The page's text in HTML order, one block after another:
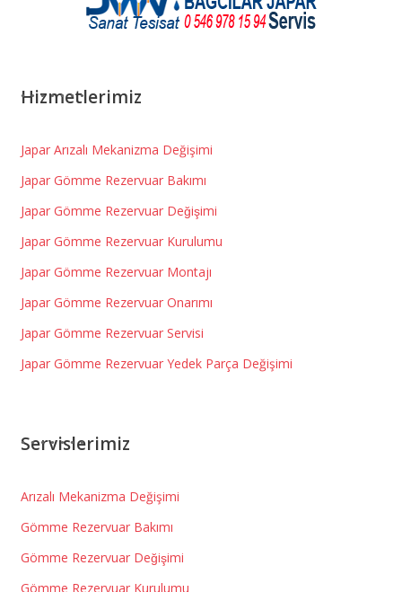
Hizmetlerimiz
Japar Arızalı Mekanizma Değişimi
Japar Gömme Rezervuar Bakımı
Japar Gömme Rezervuar Değişimi
Japar Gömme Rezervuar Kurulumu
Japar Gömme Rezervuar Montajı
Japar Gömme Rezervuar Onarımı
Japar Gömme Rezervuar Servisi
Japar Gömme Rezervuar Yedek Parça Değişimi
Servislerimiz
Arızalı Mekanizma Değişimi
Gömme Rezervuar Bakımı
Gömme Rezervuar Değişimi
Gömme Rezervuar Kurulumu